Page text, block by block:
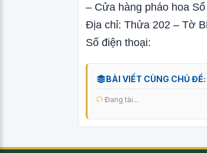
– Cửa hàng pháo hoa
Địa chỉ: Thửa 202 – Tờ
Số điện thoại:
BÀI VIẾT CÙNG CHỦ ĐỀ:
Đang tải...